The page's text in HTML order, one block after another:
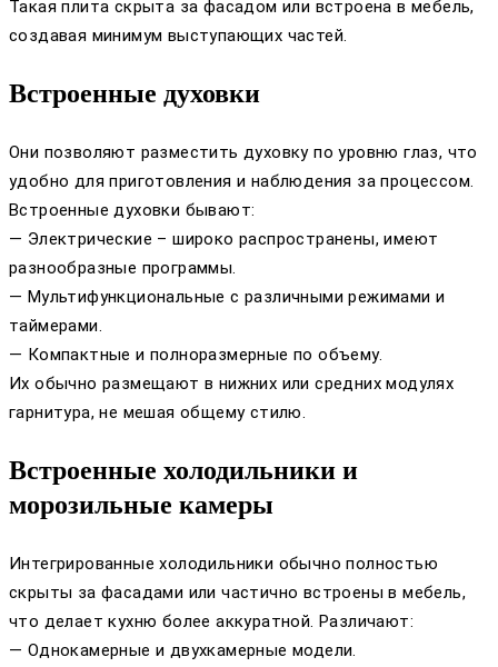
Такая плита скрыта за фасадом или встроена в мебель,
создавая минимум выступающих частей.
Встроенные духовки
Они позволяют разместить духовку по уровню глаз, что
удобно для приготовления и наблюдения за процессом.
Встроенные духовки бывают:
— Электрические – широко распространены, имеют
разнообразные программы.
— Мультифункциональные с различными режимами и
таймерами.
— Компактные и полноразмерные по объему.
Их обычно размещают в нижних или средних модулях
гарнитура, не мешая общему стилю.
Встроенные холодильники и
морозильные камеры
Интегрированные холодильники обычно полностью
скрыты за фасадами или частично встроены в мебель,
что делает кухню более аккуратной. Различают:
— Однокамерные и двухкамерные модели.